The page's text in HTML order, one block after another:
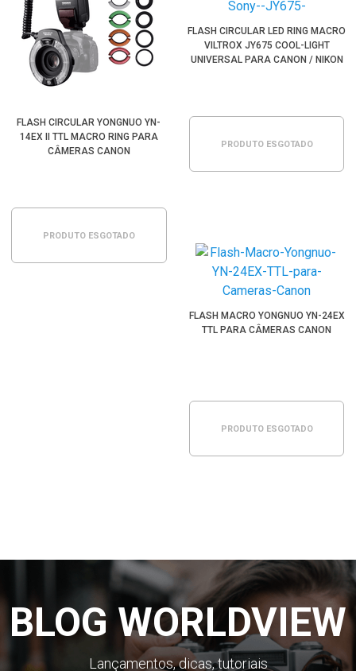
FLASH CIRCULAR YONGNUO YN-
14EX II TTL MACRO RING PARA
CÂMERAS CANON
PRODUTO ESGOTADO
FLASH CIRCULAR LED RING MACRO
VILTROX JY675 COOL-LIGHT
UNIVERSAL PARA CANON / NIKON
PRODUTO ESGOTADO
FLASH MACRO YONGNUO YN-24EX
TTL PARA CÂMERAS CANON
PRODUTO ESGOTADO
BLOG WORLDVIEW
Lançamentos, dicas, tutoriais